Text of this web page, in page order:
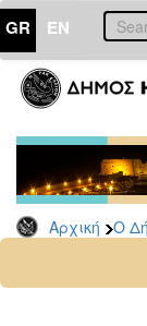
GR EN
Αρχική Ο
ΔΗΜΟΣ
Δελτία
Τύπου
Αρχείο
2026
2024